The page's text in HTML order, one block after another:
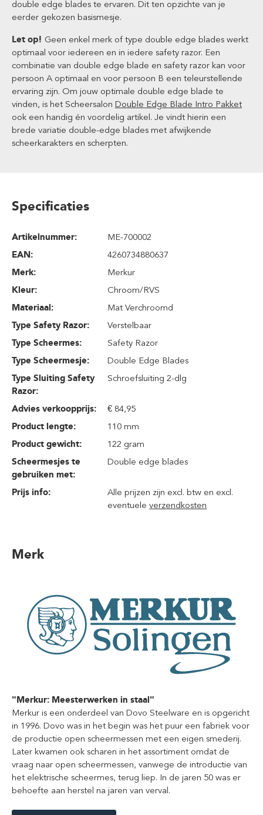
double edge blades te ervaren. Dit ten opzichte van je
eerder gekozen basismesje.
Let op! Geen enkel merk of type double edge blades werkt
optimaal voor iedereen en in iedere safety razor. Een
combinatie van double edge blade en safety razor kan voor
persoon A optimaal en voor persoon B een teleurstellende
ervaring zijn. Om jouw optimale double edge blade te
vinden, is het Scheersalon Double Edge Blade Intro Pakket
ook een handig én voordelig artikel. Je vindt hierin een
brede variatie double-edge blades met afwijkende
scheerkarakters en scherpten.
Specificaties
Artikelnummer:
ME-700002
EAN:
4260734880637
Merk:
Merkur
Kleur:
Chroom/RVS
Materiaal:
Mat Verchroomd
Type Safety Razor:
Verstelbaar
Type Scheermes:
Safety Razor
Type Scheermesje:
Double Edge Blades
Type Sluiting Safety
Razor:
Schroefsluiting 2-dlg
Advies verkoopprijs:
€ 84,95
Product lengte:
110 mm
Product gewicht:
122 gram
Scheermesjes te
gebruiken met:
Double edge blades
Prijs info:
Alle prijzen zijn excl. btw en excl.
eventueleverzendkosten
Merk
"Merkur: Meesterwerken in staal"
Merkur is een onderdeel van Dovo Steelware en is opgericht
in 1996. Dovo was in het begin was het puur een fabriek voor
de productie open scheermessen met een eigen smederij.
Later kwamen ook scharen in het assortiment omdat de
vraag naar open scheermessen, vanwege de introductie van
het elektrische scheermes, terug liep. In de jaren 50 was er
behoefte aan herstel na jaren van verval.